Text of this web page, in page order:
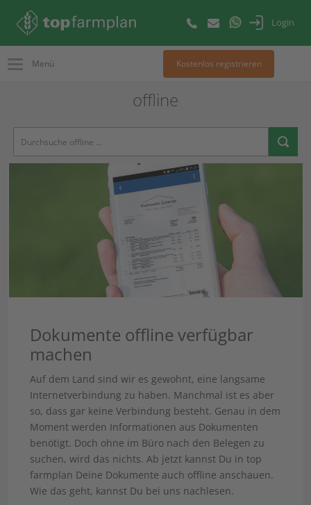
Login
Menü Kostenlos registrieren
offline
Dokumente offline verfügbar
machen
Auf dem Land sind wir es gewohnt, eine langsame
Internetverbindung zu haben. Manchmal ist es aber
so, dass gar keine Verbindung besteht. Genau in dem
Moment werden Informationen aus Dokumenten
benötigt. Doch ohne im Büro nach den Belegen zu
suchen, wird das nichts. Ab jetzt kannst Du in top
farmplan Deine Dokumente auch offline anschauen.
Wie das geht, kannst Du bei uns nachlesen.